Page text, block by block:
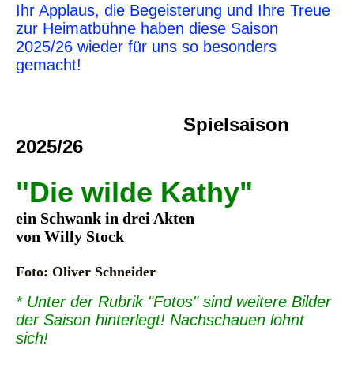
Ihr Applaus, die Begeisterung und Ihre Treue
zur Heimatbühne haben diese Saison
2025/26 wieder für uns so besonders
gemacht!
Spielsaison
2025/26
"Die wilde Kathy"
ein Schwank in drei Akten
von Willy Stock
Foto: Oliver Schneider
* Unter der Rubrik "Fotos" sind weitere Bilder
der Saison hinterlegt! Nachschauen lohnt
sich!